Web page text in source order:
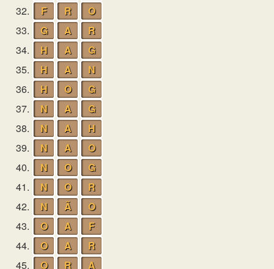
32.
F R
O
33.
G A
R
34.
H A
G
35.
H A
N
36.
H O
G
37.
N A
G
38.
N A
H
39.
N A
O
40.
N O
G
41.
N O
R
42.
N Ã
O
43.
O A
F
44.
O A
R
45.
O R
A